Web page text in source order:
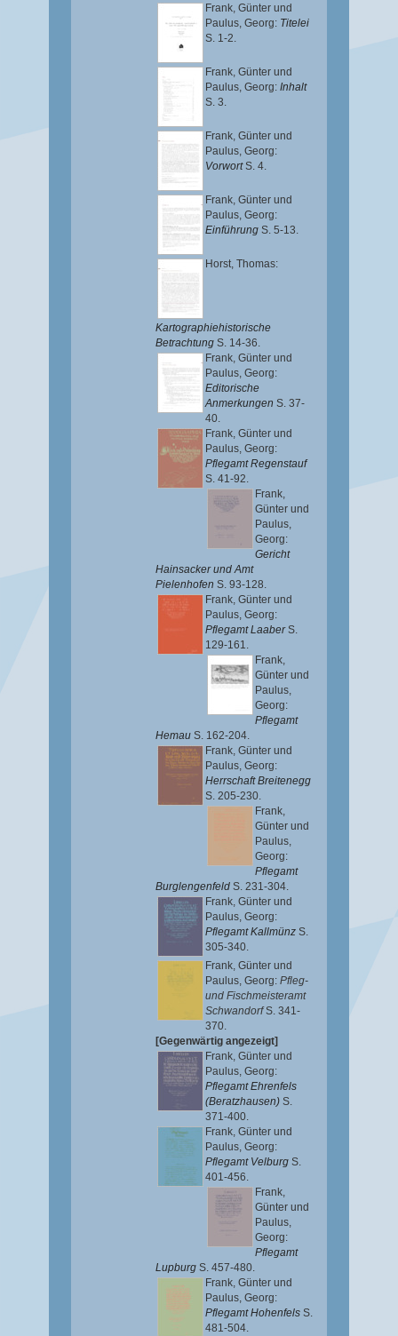
Frank, Günter und
Paulus, Georg: Titelei
S. 1-2.
Frank, Günter und
Paulus, Georg: Inhalt
S. 3.
Frank, Günter und
Paulus, Georg:
VorwortS. 4.
Frank, Günter und
Paulus, Georg:
Einführung S. 5-13.
Horst, Thomas:
Kartographiehistorische
Betrachtung S. 14-36.
Frank, Günter und
Paulus, Georg:
Editorische
Anmerkungen S. 37-
40.
Frank, Günter und
Paulus, Georg:
Pflegamt Regenstauf
S. 41-92.
Frank,
Günter und
Paulus,
Georg:
Gericht
Hainsacker und Amt
Pielenhofen S. 93-128.
Frank, Günter und
Paulus, Georg:
Pflegamt LaaberS.
129-161.
Frank,
Günter und
Paulus,
Georg:
Pflegamt
Hemau S. 162-204.
Frank, Günter und
Paulus, Georg:
Herrschaft Breitenegg
S. 205-230.
Frank,
Günter und
Paulus,
Georg:
Pflegamt
Burglengenfeld S. 231-304.
Frank, Günter und
Paulus, Georg:
Pflegamt Kallmünz S.
305-340.
Frank, Günter und
Paulus, Georg: Pfleg-
und Fischmeisteramt
SchwandorfS. 341-
370.
[Gegenwärtig angezeigt]
Frank, Günter und
Paulus, Georg:
Pflegamt Ehrenfels
(Beratzhausen) S.
371-400.
Frank, Günter und
Paulus, Georg:
Pflegamt Velburg S.
401-456.
Frank,
Günter und
Paulus,
Georg:
Pflegamt
Lupburg S. 457-480.
Frank, Günter und
Paulus, Georg:
Pflegamt Hohenfels S.
481-504.